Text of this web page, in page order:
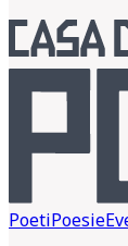
PoetiPoesie